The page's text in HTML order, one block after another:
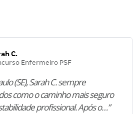
C.
Enfermeiro PSF
(SE), Sarah C. sempre
como o caminho mais seguro
profissional. Após o…”